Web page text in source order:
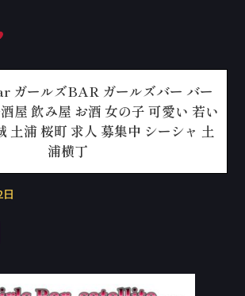
ガールズBAR ガールズバー バー
屋 飲み屋 お酒 女の子 可愛い 若い
土浦 桜町 求人 募集中 シーシャ 土
浦横丁
e